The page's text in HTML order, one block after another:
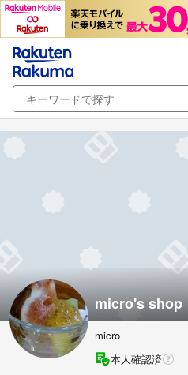
micro's shop
micro
本人確認済